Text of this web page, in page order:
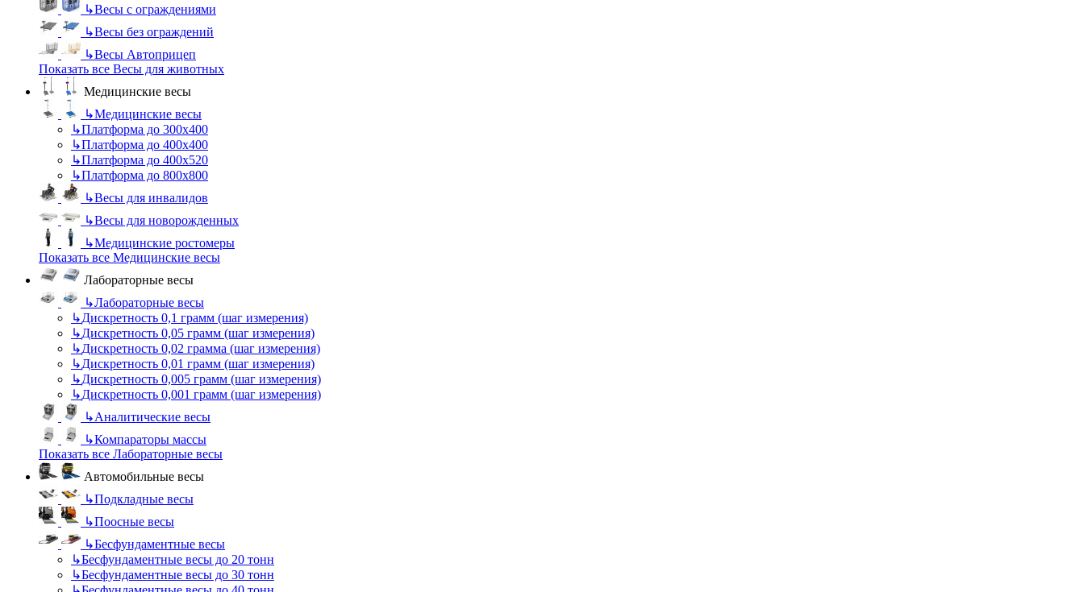
↳Весы с ограждениями
↳Весы без ограждений
↳Весы Автоприцеп
Показать все Весы для животных
Медицинские весы
↳Медицинские весы
↳Платформа до 300х400
↳Платформа до 400х400
↳Платформа до 400х520
↳Платформа до 800х800
↳Весы для инвалидов
↳Весы для новорожденных
↳Медицинские ростомеры
Показать все Медицинские весы
Лабораторные весы
↳Лабораторные весы
↳Дискретность 0,1 грамм (шаг измерения)
↳Дискретность 0,05 грамм (шаг измерения)
↳Дискретность 0,02 грамма (шаг измерения)
↳Дискретность 0,01 грамм (шаг измерения)
↳Дискретность 0,005 грамм (шаг измерения)
↳Дискретность 0,001 грамм (шаг измерения)
↳Аналитические весы
↳Компараторы массы
Показать все Лабораторные весы
Автомобильные весы
↳Подкладные весы
↳Поосные весы
↳Бесфундаментные весы
↳Бесфундаментные весы до 20 тонн
↳Бесфундаментные весы до 30 тонн